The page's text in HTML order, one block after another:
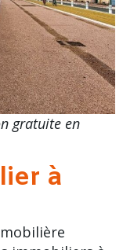
gratuite en
à